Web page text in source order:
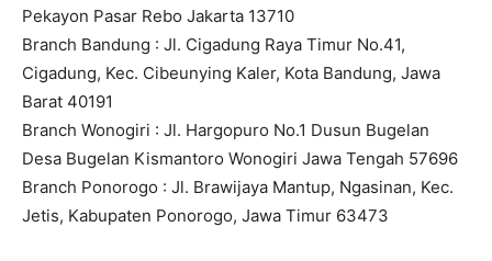
Pekayon Pasar Rebo Jakarta 13710
Branch Bandung : Jl. Cigadung Raya Timur No.41,
Cigadung, Kec. Cibeunying Kaler, Kota Bandung, Jawa
Barat 40191
Branch Wonogiri : Jl. Hargopuro No.1 Dusun Bugelan
Desa Bugelan Kismantoro Wonogiri Jawa Tengah 57696
Branch Ponorogo : Jl. Brawijaya Mantup, Ngasinan, Kec.
Jetis, Kabupaten Ponorogo, Jawa Timur 63473